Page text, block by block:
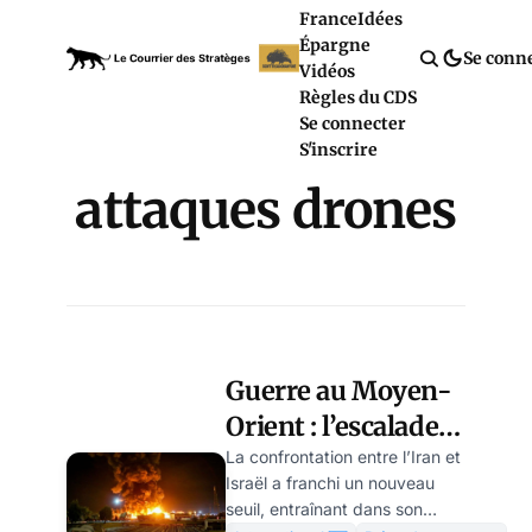
FranceIdées
Épargne
Vidéos
Règles du CDS
Se connecter
S'inscrire
Se
attaques drones
Guerre au Moyen-
Orient : l’escalade
touche les
infrastructures
La confrontation entre l’Iran et
Israël a franchi un nouveau
seuil, entraînant dans son